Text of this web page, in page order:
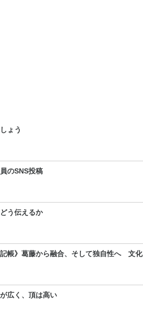
ょう
のSNS投稿
う伝えるか
記帳》葛藤から融合、そして独自性へ 文
広く、頂は高い